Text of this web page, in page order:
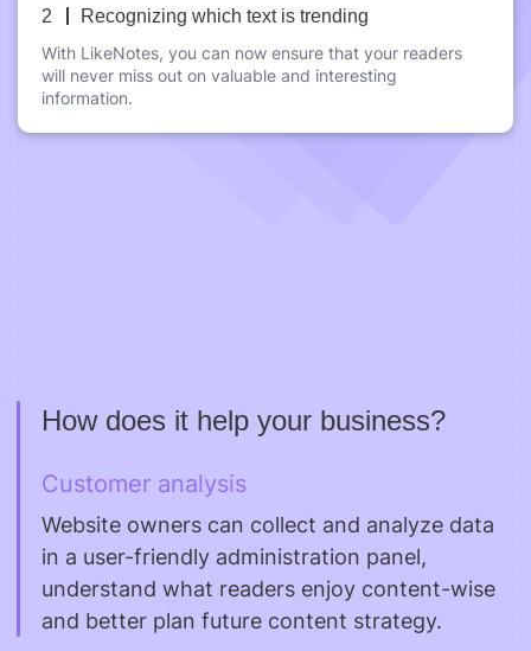
2
Recognizing which text is trending
With LikeNotes, you can now ensure that your readers
will never miss out on valuable and interesting
information.
How does it help your business?
Customer analysis
Website owners can collect and analyze data
in a user-friendly administration panel,
understand what readers enjoy content-wise
and better plan future content strategy.